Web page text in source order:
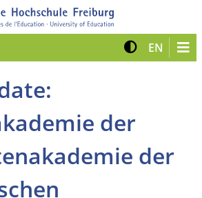
Kontrast
EN Zur
der
der